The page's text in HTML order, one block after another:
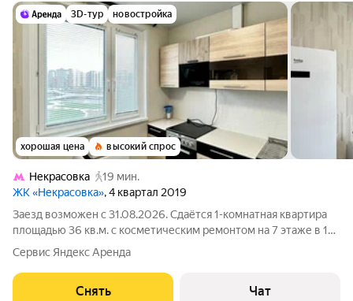
3D-тур новостройка
хорошая цена высокий спрос
Некрасовка
19 мин.
ЖК «Некрасовка», 4 квартал 2019
Заезд возможен с 31.08.2026. Сдаётся 1-комнатная квартира
площадью 36 кв.м. с косметическим ремонтом на 7 этаже в 17-
этажном доме на срок от 11 месяцев. Из техники есть: Духовой
шкаф Стиральная машина Холодильник Дом - панельный, окна
выходят на
Сервис Яндекс Аренда
Снять Чат